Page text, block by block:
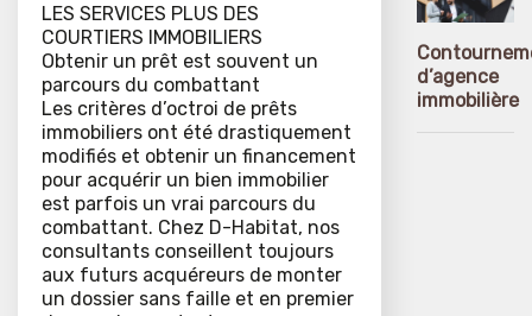
LES SERVICES PLUS DES
COURTIERS IMMOBILIERS
Obtenir un prêt est souvent un
parcours du combattant
Les critères d’octroi de prêts
immobiliers ont été drastiquement
modifiés et obtenir un financement
pour acquérir un bien immobilier
est parfois un vrai parcours du
combattant. Chez D-Habitat, nos
consultants conseillent toujours
aux futurs acquéreurs de monter
un dossier sans faille et en premier
d’agence
immobilière